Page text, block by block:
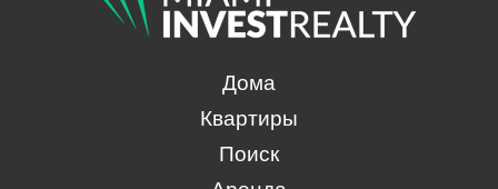
Дома
Квартиры
Поиск